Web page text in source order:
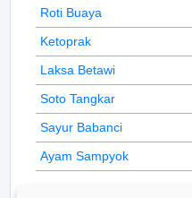
Roti Buaya
Ketoprak
Laksa Betawi
Soto Tangkar
Sayur Babanci
Ayam Sampyok